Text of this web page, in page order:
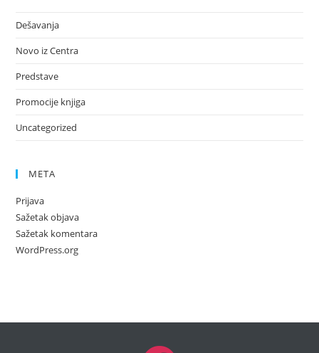
Dešavanja
Novo iz Centra
Predstave
Promocije knjiga
Uncategorized
META
Prijava
Sažetak objava
Sažetak komentara
WordPress.org